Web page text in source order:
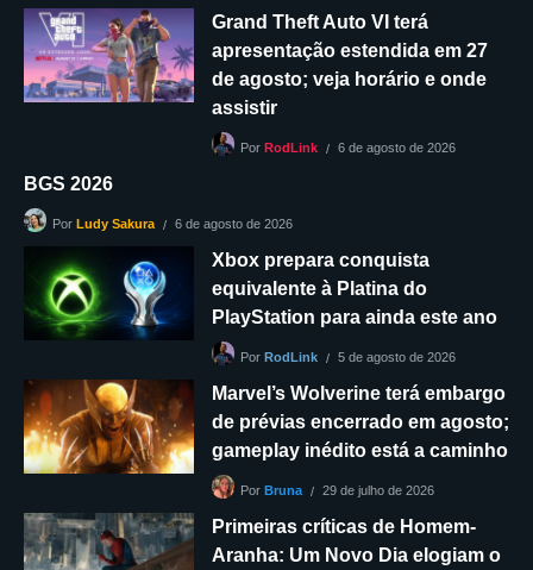
Grand Theft Auto VI terá
apresentação estendida em 27
de agosto; veja horário e onde
assistir
Por RodLink 6 de agosto de 2026
BGS 2026
Por Ludy Sakura 6 de agosto de 2026
Xbox prepara conquista
equivalente à Platina do
PlayStation para ainda este ano
Por RodLink 5 de agosto de 2026
Marvel’s Wolverine terá embargo
de prévias encerrado em agosto;
gameplay inédito está a caminho
Por Bruna 29 de julho de 2026
Primeiras críticas de Homem-
Aranha: Um Novo Dia elogiam o